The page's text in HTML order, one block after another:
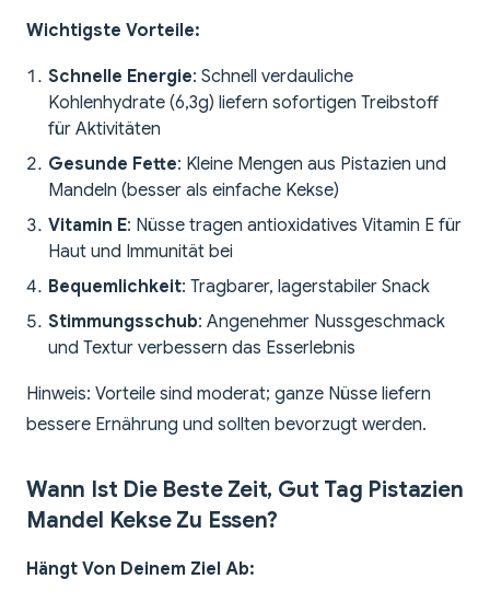
Wichtigste Vorteile:
Schnelle Energie: Schnell verdauliche
Kohlenhydrate (6,3g) liefern sofortigen Treibstoff
für Aktivitäten
Gesunde Fette: Kleine Mengen aus Pistazien und
Mandeln (besser als einfache Kekse)
Vitamin E: Nüsse tragen antioxidatives Vitamin E für
Haut und Immunität bei
Bequemlichkeit: Tragbarer, lagerstabiler Snack
Stimmungsschub: Angenehmer Nussgeschmack
und Textur verbessern das Esserlebnis
Hinweis: Vorteile sind moderat; ganze Nüsse liefern
bessere Ernährung und sollten bevorzugt werden.
Wann Ist Die Beste Zeit, Gut Tag Pistazien
Mandel Kekse Zu Essen?
Hängt Von Deinem Ziel Ab: